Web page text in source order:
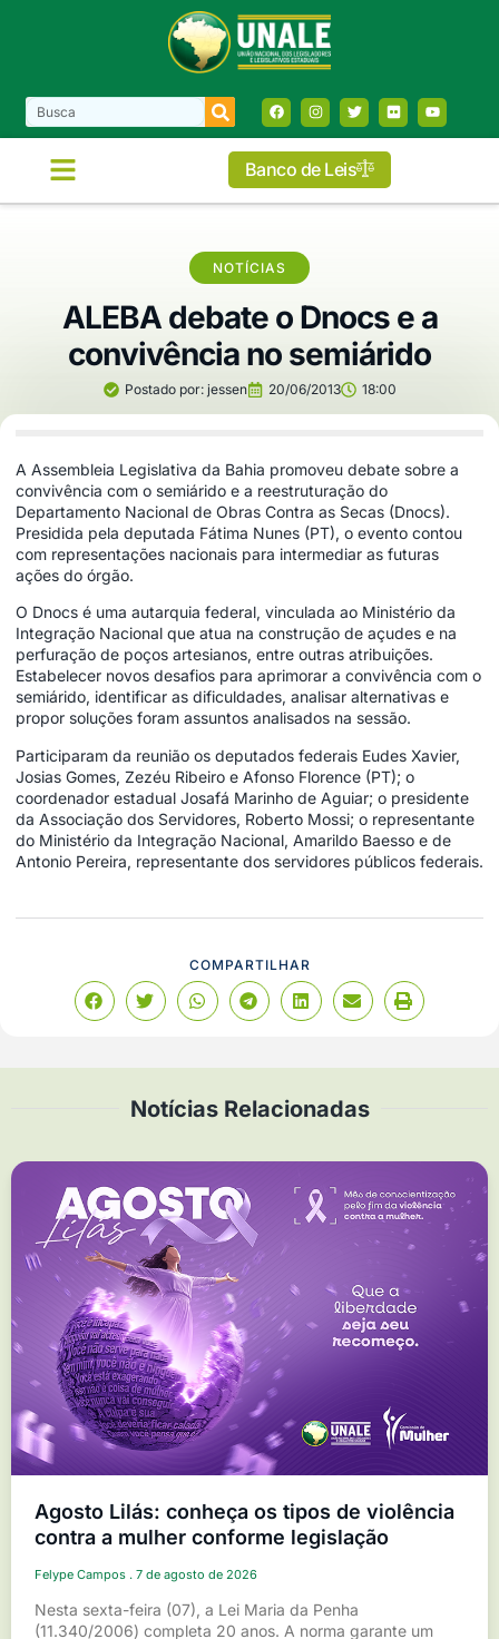
Banco de Leis
NOTÍCIAS
ALEBA debate o Dnocs e a
convivência no semiárido
Postado por:jessen 20/06/2013 18:00
A Assembleia Legislativa da Bahia promoveu debate sobre a
convivência com o semiárido e a reestruturação do
Departamento Nacional de Obras Contra as Secas (Dnocs).
Presidida pela deputada Fátima Nunes (PT), o evento contou
com representações nacionais para intermediar as futuras
ações do órgão.
O Dnocs é uma autarquia federal, vinculada ao Ministério da
Integração Nacional que atua na construção de açudes e na
perfuração de poços artesianos, entre outras atribuições.
Estabelecer novos desafios para aprimorar a convivência com o
semiárido, identificar as dificuldades, analisar alternativas e
propor soluções foram assuntos analisados na sessão.
Participaram da reunião os deputados federais Eudes Xavier,
Josias Gomes, Zezéu Ribeiro e Afonso Florence (PT); o
coordenador estadual Josafá Marinho de Aguiar; o presidente
da Associação dos Servidores, Roberto Mossi; o representante
do Ministério da Integração Nacional, Amarildo Baesso e de
Antonio Pereira, representante dos servidores públicos federais.
COMPARTILHAR
Notícias Relacionadas
Agosto Lilás: conheça os tipos de violência
contra a mulher conforme legislação
Felype Campos 7 de agosto de 2026
Nesta sexta-feira (07), a Lei Maria da Penha
(11.340/2006) completa 20 anos. A norma garante um